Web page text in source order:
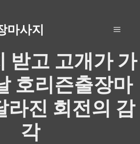
마사지 MENU
받고 고개가 가
호리즌출장마
라진 회전의 감
각